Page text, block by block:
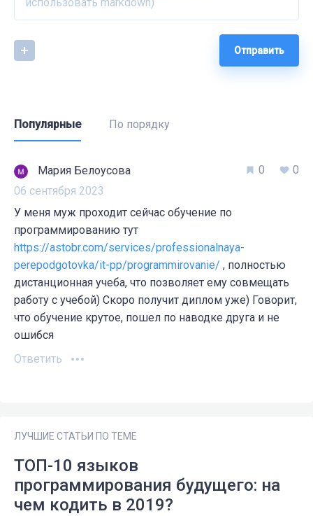
Отправить
Популярные По порядку
Мария Белоусова
06 сентября 2023
0 0
У меня муж проходит сейчас обучение по
программированию тут
https://astobr.com/services/professionalnaya-
perepodgotovka/it-pp/programmirovanie/ , полностью
дистанционная учеба, что позволяет ему совмещать
работу с учебой) Скоро получит диплом уже) Говорит,
что обучение крутое, пошел по наводке друга и не
ошибся
Ответить
ЛУЧШИЕ СТАТЬИ ПО ТЕМЕ
ТОП-10 языков
программирования будущего: на
чем кодить в 2019?